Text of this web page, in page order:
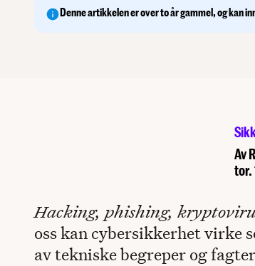
Denne artikkelen er over to år gammel, og kan
Av
tor.
Hacking, phishing,
oss kan cybersikkerhet
av tekniske begreper og